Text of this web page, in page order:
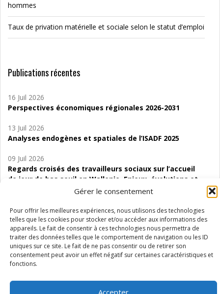
Gérer le consentement
Pour offrir les meilleures expériences, nous utilisons des technologies
telles que les cookies pour stocker et/ou accéder aux informations des
appareils. Le fait de consentir à ces technologies nous permettra de
traiter des données telles que le comportement de navigation ou les ID
uniques sur ce site. Le fait de ne pas consentir ou de retirer son
consentement peut avoir un effet négatif sur certaines caractéristiques et
fonctions.
Accepter
hommes
Taux de privation matérielle et sociale selon le statut d’emploi
Publications récentes
16 Juil 2026
Perspectives économiques régionales 2026-2031
13 Juil 2026
Analyses endogènes et spatiales de l’ISADF 2025
09 Juil 2026
Regards croisés des travailleurs sociaux sur l’accueil
de jour de bas seuil en Wallonie. Enjeux, évolutions et
06 Juil 2026
Étude d’évaluabilité des Structures
d’accompagnement à l’autocréation d’emploi (SAACE)
01 Juil 2026
Pénurie du personnel infirmier :quels indicateurs
Wallonie ?